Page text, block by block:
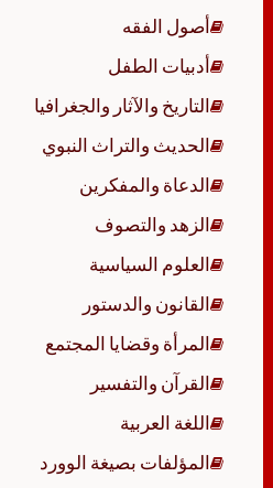
أصول الفقه
أدبيات الطفل
التاريخ والآثار والجغرافيا
الحديث والتراث النبوي
الدعاة والمفكرين
الزهد والتصوف
العلوم السياسية
القانون والدستور
المرأة وقضايا المجتمع
القرآن والتفسير
اللغة العربية
المؤلفات بصيغة الوورد